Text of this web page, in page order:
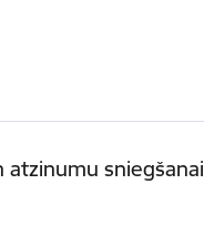
sniegšanai